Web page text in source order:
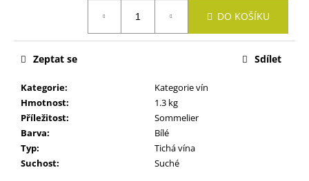
DO KOŠÍKU
Kategorie:
Kategorie vín
Hmotnost:
1.3 kg
Příležitost:
Sommelier
Barva:
Bílé
Typ:
Tichá vína
Suchost: Suché
Zeptat se Sdílet
o
u
e
m
e